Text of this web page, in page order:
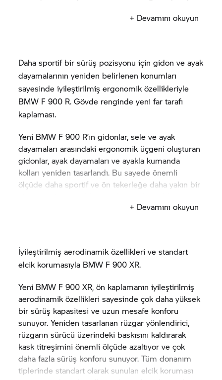
Ayrıca standart bir güvenlik özelliği olarak istem
adaptif far dahil olmak üzere standart Headlight
Pro ile sunuluyor. BMWF 900 XR’ ın diğer yeni
standart özellikleri arasında kokpitin sağ yanında
2,4 A azami şarj akımına sahip USB-C şarj yuvası
ile ısıtmalı elcikler yer alıyor.
+ Devamını okuyun
Daha sportif bir sürüş pozisyonu için gidon ve ayak
dayamalarının yeniden belirlenen konumları
sayesinde iyileştirilmiş ergonomik özellikleriyle
BMW F 900 R. Gövde renginde yeni far tarafı
kaplaması.
Yeni BMW F 900 R’ın gidonlar, sele ve ayak
dayamaları arasındaki ergonomik üçgeni oluşturan
gidonlar, ayak dayamaları ve ayakla kumanda
kolları yeniden tasarlandı. Bu sayede önemli
ölçüde daha sportif ve ön tekerleğe daha yakın bir
+ Devamını okuyun
İyileştirilmiş aerodinamik özellikleri ve standart
elcik korumasıyla BMW F 900 XR.
Yeni BMW F 900 XR, ön kaplamanın iyileştirilmiş
aerodinamik özellikleri sayesinde çok daha yüksek
bir sürüş kapasitesi ve uzun mesafe konforu
sunuyor. Yeniden tasarlanan rüzgar yönlendirici,
rüzgarın sürücü üzerindeki baskısını kaldırarak
kask titreşimini önemli ölçüde azaltıyor ve çok
daha fazla sürüş konforu sunuyor. Tüm donanım
tiplerinde standart olarak sunulan elcik koruması